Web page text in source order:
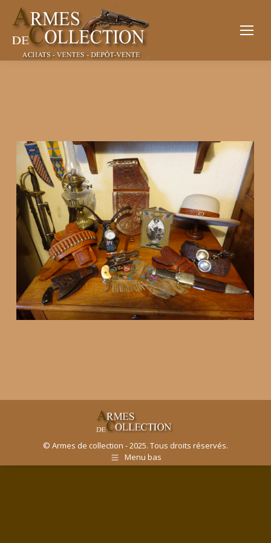
© Armes de collection - 2025. Tous droits réservés.
Menu bas